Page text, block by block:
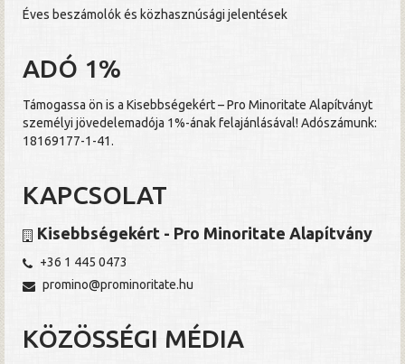
Éves beszámolók és közhasznúsági jelentések
ADÓ 1%
Támogassa ön is a Kisebbségekért – Pro Minoritate Alapítványt
személyi jövedelemadója 1%-ának felajánlásával! Adószámunk:
18169177-1-41.
KAPCSOLAT
Kisebbségekért - Pro Minoritate Alapítvány
+36 1 445 0473
promino@prominoritate.hu
KÖZÖSSÉGI MÉDIA